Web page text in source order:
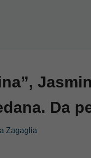
Da
Zagaglia